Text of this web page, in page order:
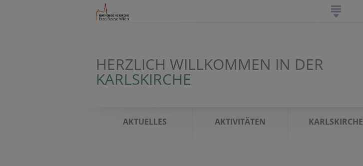
HERZLICH WILLKOMMEN IN DER
KARLSKIRCHE
AKTUELLES AKTIVITÄTEN KARLSKIRCHE